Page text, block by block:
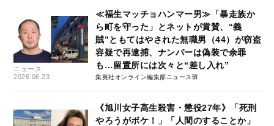
ニュース
2026.06.23
≪福生マッチョハンマー男≫「暴走族か
ら町を守った」とネットが賞賛、“義
賊”ともてはやされた無職男（44）が窃盗
容疑で再逮捕、ナンバーは偽装で余罪
も…留置所には次々と“差し入れ”
集英社オンライン編集部ニュース班
《旭川女子高生殺害・懲役27年》「死刑
やろうがボケ！」「人間のすることか」